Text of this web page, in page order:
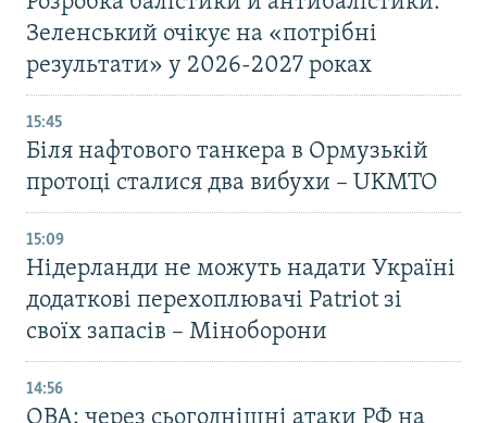
Зеленський очікує на «потрібні
результати» у 2026-2027 роках
15:45
Біля нафтового танкера в Ормузькій
протоці сталися два вибухи – UKMTO
15:09
Нідерланди не можуть надати Україні
додаткові перехоплювачі Patriot зі
своїх запасів – Міноборони
14:56
ОВА: через сьогоднішні атаки РФ на